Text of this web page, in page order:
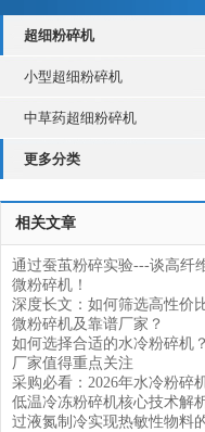
超细粉碎机
小型超细粉碎机
中草药超细粉碎机
更多分类
相关文章
通过蚕茧粉碎实验---谈高纤
微粉碎机！
深度长文：如何筛选高性价
微粉碎机及靠谱厂家？
如何选择合适的水冷粉碎机
厂家值得重点关注
采购必看：2026年水冷粉碎
低温冷冻粉碎机核心技术解
过液氮制冷实现热敏性物料